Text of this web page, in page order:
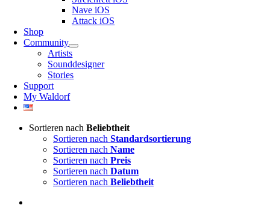
Nave iOS
Attack iOS
Shop
Community
Artists
Sounddesigner
Stories
Support
My Waldorf
Sortieren nach Beliebtheit
Sortieren nach Standardsortierung
Sortieren nach Name
Sortieren nach Preis
Sortieren nach Datum
Sortieren nach Beliebtheit